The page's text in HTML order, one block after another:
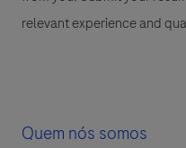
relevant experience and
Quem nós somos